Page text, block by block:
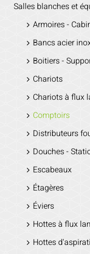
Salles blanches et
Armoires -
Bancs acier
Boitiers -
Chariots
Chariots à flux
Comptoirs
Distributeurs
Douches -
Escabeaux
Étagères
Éviers
Hottes à flux
Hottes